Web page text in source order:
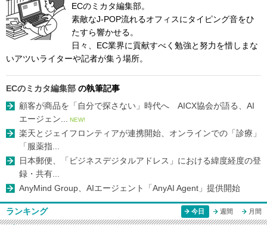
ECのミカタ編集部。
素敵なJ-POP流れるオフィスにタイピング音をひ
たすら響かせる。
日々、EC業界に貢献すべく勉強と努力を惜しまな
いアツいライターや記者が集う場所。
ECのミカタ編集部 の執筆記事
顧客が商品を「自分で探さない」時代へ AICX協会が語る、AI
エージェン...
NEW!
楽天とジェイフロンティアが連携開始、オンラインでの「診療」
「服薬指...
日本郵便、「ビジネスデジタルアドレス」における緯度経度の登
録・共有...
AnyMind Group、AIエージェント「AnyAI Agent」提供開始
ランキング 今日 週間 月間